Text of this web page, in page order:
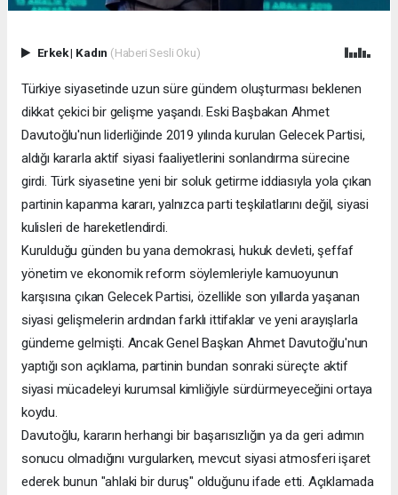
Erkek| Kadın (Haberi Sesli Oku)
Türkiye siyasetinde uzun süre gündem oluşturması beklenen
dikkat çekici bir gelişme yaşandı. Eski Başbakan Ahmet
Davutoğlu'nun liderliğinde 2019 yılında kurulan Gelecek Partisi,
aldığı kararla aktif siyasi faaliyetlerini sonlandırma sürecine
girdi. Türk siyasetine yeni bir soluk getirme iddiasıyla yola çıkan
partinin kapanma kararı, yalnızca parti teşkilatlarını değil, siyasi
kulisleri de hareketlendirdi.
Kurulduğu günden bu yana demokrasi, hukuk devleti, şeffaf
yönetim ve ekonomik reform söylemleriyle kamuoyunun
karşısına çıkan Gelecek Partisi, özellikle son yıllarda yaşanan
siyasi gelişmelerin ardından farklı ittifaklar ve yeni arayışlarla
gündeme gelmişti. Ancak Genel Başkan Ahmet Davutoğlu'nun
yaptığı son açıklama, partinin bundan sonraki süreçte aktif
siyasi mücadeleyi kurumsal kimliğiyle sürdürmeyeceğini ortaya
koydu.
Davutoğlu, kararın herhangi bir başarısızlığın ya da geri adımın
sonucu olmadığını vurgularken, mevcut siyasi atmosferi işaret
ederek bunun "ahlaki bir duruş" olduğunu ifade etti. Açıklamada